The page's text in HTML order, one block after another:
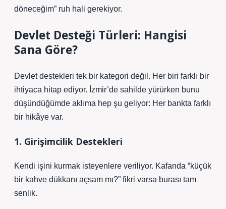
döneceğim” ruh hali gerekiyor.
Devlet Desteği Türleri: Hangisi
Sana Göre?
Devlet destekleri tek bir kategori değil. Her biri farklı bir
ihtiyaca hitap ediyor. İzmir’de sahilde yürürken bunu
düşündüğümde aklıma hep şu geliyor: Her bankta farklı
bir hikâye var.
1. Girişimcilik Destekleri
Kendi işini kurmak isteyenlere veriliyor. Kafanda “küçük
bir kahve dükkanı açsam mı?” fikri varsa burası tam
senlik.